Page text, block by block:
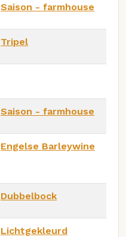
Saison - farmhouse
Tripel
Saison - farmhouse
Engelse Barleywine
Dubbelbock
Lichtgekleurd